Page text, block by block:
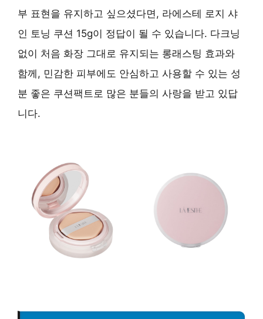
부 표현을 유지하고 싶으셨다면, 라에스테 로지 샤
인 토닝 쿠션 15g이 정답이 될 수 있습니다. 다크닝
없이 처음 화장 그대로 유지되는 롱래스팅 효과와
함께, 민감한 피부에도 안심하고 사용할 수 있는 성
분 좋은 쿠션팩트로 많은 분들의 사랑을 받고 있답
니다.